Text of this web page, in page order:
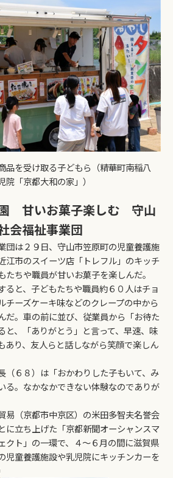
品を受け取る子どもら（精華町南稲八
「京都大和の家」）
甘いお菓子楽しむ 守山
会福祉事業団
団は２９日、守山市笠原町の児童養護施
江市のスイーツ店「トレフル」のキッチ
たちや職員が甘いお菓子を楽しんだ。
と、子どもたちや職員約６０人はチョ
チーズケーキ味などのクレープの中から
だ。車の前に並び、従業員から「お待た
と、「ありがとう」と言って、早速、味
あり、友人らと話しながら笑顔で楽しん
（６８）は「おかわりした子もいて、み
る。なかなかできない体験なのでありが
易（京都市中京区）の米田多智夫名誉会
に立ち上げた「京都新聞オーシャンスマ
クト」の一環で、４～６月の間に滋賀県
児童養護施設や乳児院にキッチンカーを